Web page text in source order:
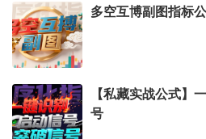
多空互博副图指标
【私藏实战公式】
号